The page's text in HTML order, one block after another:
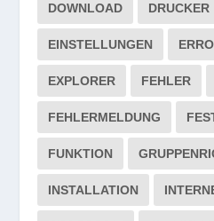
DOWNLOAD DRUCKER
EINSTELLUNGEN
EXPLORER FEHLER
FEHLERMELDUNG
FUNKTION
INSTALLATION